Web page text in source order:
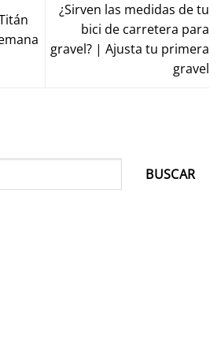
¿Sirven las medidas de tu
bici de carretera para
gravel? | Ajusta tu primera
gravel
BUSCAR